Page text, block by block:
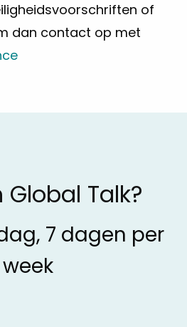
of
dan contact op met
Talk?
7 dagen per
week